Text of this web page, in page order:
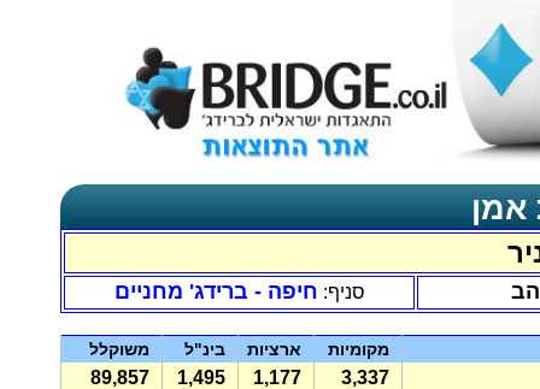
אמן
סניף: חיפה - ברידג' מחניים
מקומיות ארציות בינ"ל משוקלל
3,337
1,177
1,495
89,857